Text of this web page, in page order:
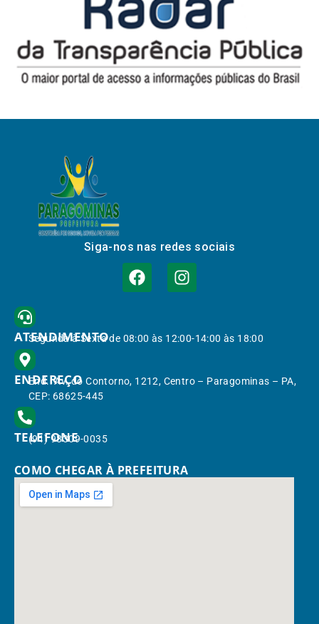
Siga-nos nas redes sociais
ATENDIMENTO
Segunda à Sexta de 08:00 às 12:00-14:00 às 18:00
ENDEREÇO
End.: Av. do Contorno, 1212, Centro – Paragominas – PA,
CEP: 68625-445
TELEFONE
(91) 98309-0035
COMO CHEGAR À PREFEITURA